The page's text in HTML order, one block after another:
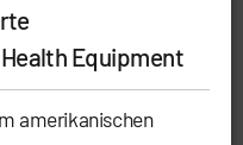
Equipment
amerikanischen